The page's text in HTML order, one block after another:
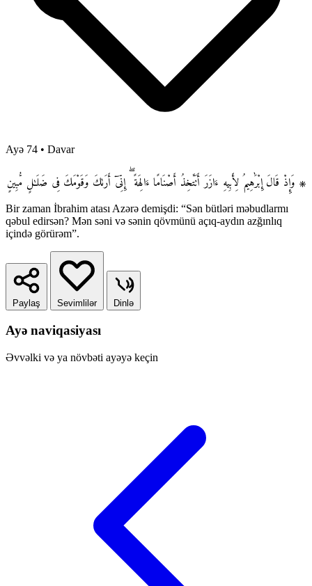
Ayə 74 • Davar
۞ وَإِذْ قَالَ إِبْرَٰهِيمُ لِأَبِيهِ ءَازَرَ أَتَتَّخِذُ أَصْنَامًا ءَالِهَةً ۖ إِنِّىٓ أَرَىٰكَ وَقَوْمَكَ فِى ضَلَـٰلٍ مُّبِينٍ
Bir zaman İbrahim atası Azərə demişdi: “Sən bütləri məbudlarmı
qəbul edirsən? Mən səni və sənin qövmünü açıq-aydın azğınlıq
içində görürəm”.
Paylaş Sevimlilər Dinlə
Ayə naviqasiyası
Əvvəlki və ya növbəti ayəyə keçin